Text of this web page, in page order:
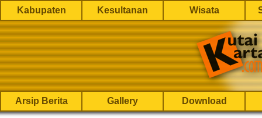
Kabupaten Kesultanan Wisata
Arsip Berita Gallery Download